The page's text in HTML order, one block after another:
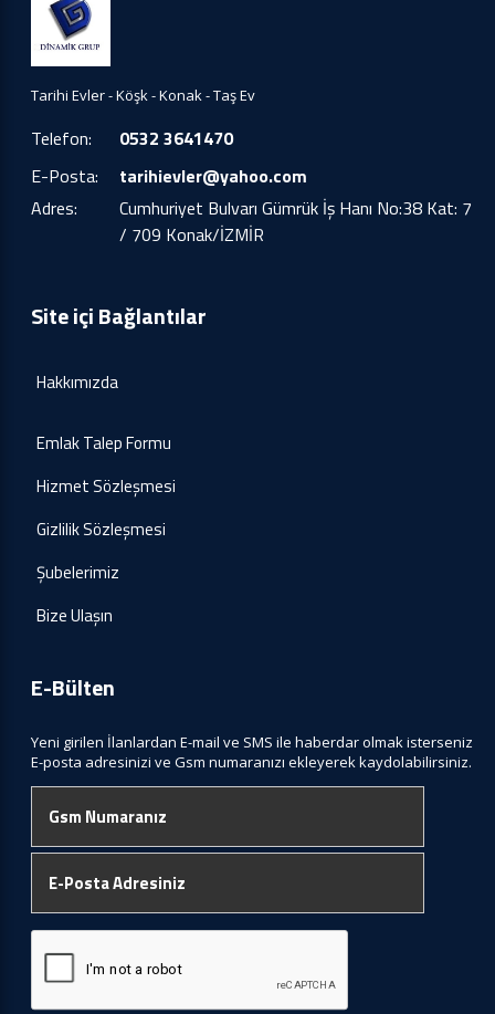
Tarihi Evler - Köşk - Konak - Taş Ev
Telefon:
0532 3641470
E-Posta:
tarihievler@yahoo.com
Adres:
Cumhuriyet Bulvarı Gümrük İş Hanı No:38 Kat: 7
/ 709 Konak/İZMİR
Site içi Bağlantılar
Hakkımızda
Emlak Talep Formu
Hizmet Sözleşmesi
Gizlilik Sözleşmesi
Şubelerimiz
Bize Ulaşın
E-Bülten
Yeni girilen İlanlardan E-mail ve SMS ile haberdar olmak isterseniz
E-posta adresinizi ve Gsm numaranızı ekleyerek kaydolabilirsiniz.